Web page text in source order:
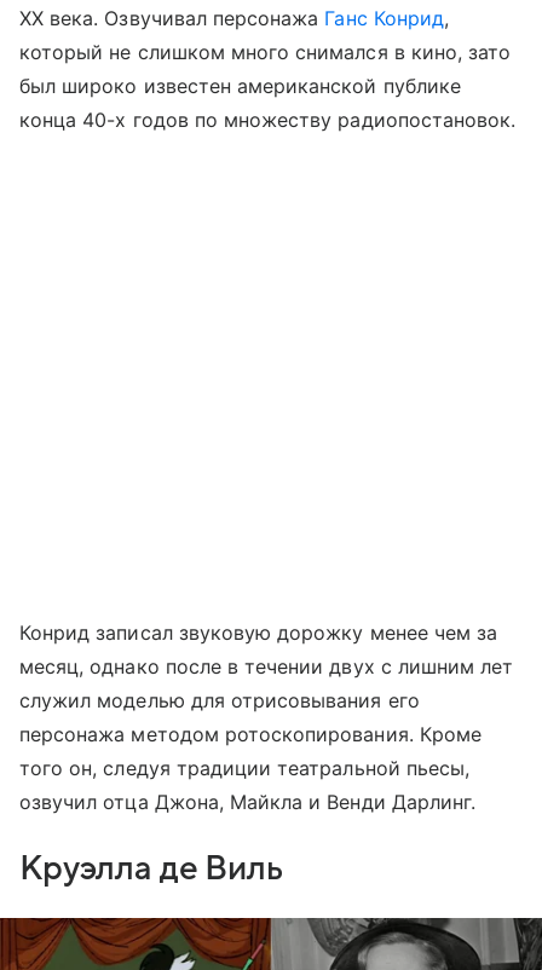
XX века. Озвучивал персонажа Ганс Конрид,
который не слишком много снимался в кино, зато
был широко известен американской публике
конца 40-х годов по множеству радиопостановок.
Конрид записал звуковую дорожку менее чем за
месяц, однако после в течении двух с лишним лет
служил моделью для отрисовывания его
персонажа методом ротоскопирования. Кроме
того он, следуя традиции театральной пьесы,
озвучил отца Джона, Майкла и Венди Дарлинг.
Круэлла де Виль